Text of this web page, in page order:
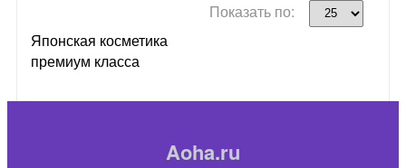
Показать по:
Японская косметика
премиум класса
Aoha.ru